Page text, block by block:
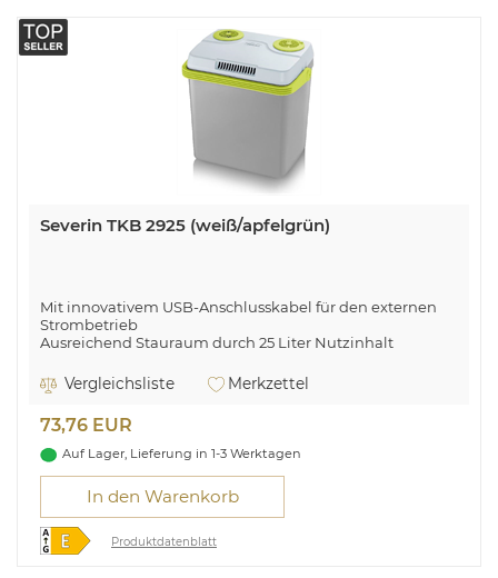
Severin TKB 2925 (weiß/apfelgrün)
Mit innovativem USB-Anschlusskabel für den externen
Strombetrieb
Ausreichend Stauraum durch 25 Liter Nutzinhalt
Inklusive Umweltfreundlicher ECO-Funktion (16 W)
Vergleichsliste Merkzettel
73,76 EUR
Auf Lager, Lieferung in 1-3 Werktagen
In den Warenkorb
Produktdatenblatt